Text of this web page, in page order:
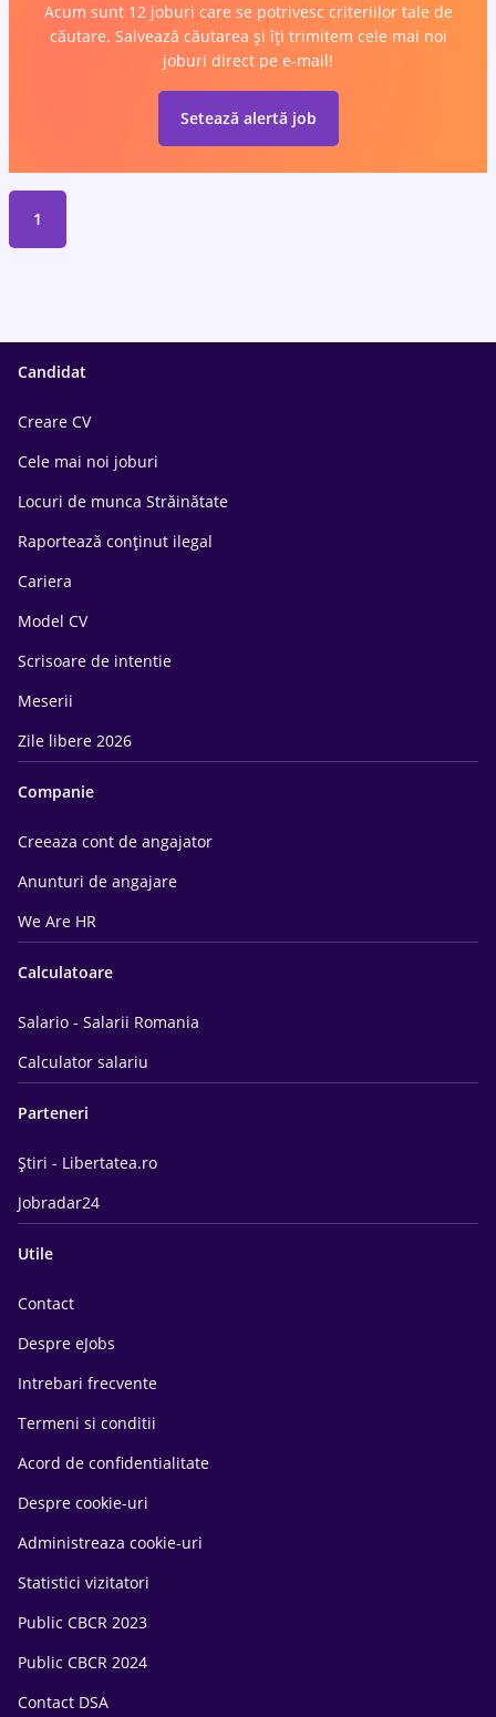
Acum sunt 12 joburi care se potrivesc criteriilor tale de
căutare. Salvează căutarea și îți trimitem cele mai noi
joburi direct pe e-mail!
Setează alertă job
1
Candidat
Creare CV
Cele mai noi joburi
Locuri de munca Străinătate
Raportează conținut ilegal
Cariera
Model CV
Scrisoare de intentie
Meserii
Zile libere 2026
Companie
Creeaza cont de angajator
Anunturi de angajare
We Are HR
Calculatoare
Salario - Salarii Romania
Calculator salariu
Parteneri
Știri - Libertatea.ro
Jobradar24
Utile
Contact
Despre eJobs
Intrebari frecvente
Termeni si conditii
Acord de confidentialitate
Despre cookie-uri
Administreaza cookie-uri
Statistici vizitatori
Public CBCR 2023
Public CBCR 2024
Contact DSA